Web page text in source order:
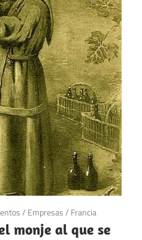
/ Empresas/ Francia
monje al que se